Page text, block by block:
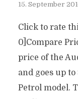
15. September
Click to rate
0]Compare
price of the
and goes up
Petrol model.